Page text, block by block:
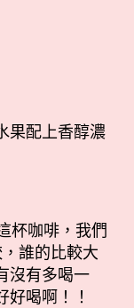
果配上香醇濃
杯咖啡，我們
誰的比較大
沒有多喝一
喝啊！！